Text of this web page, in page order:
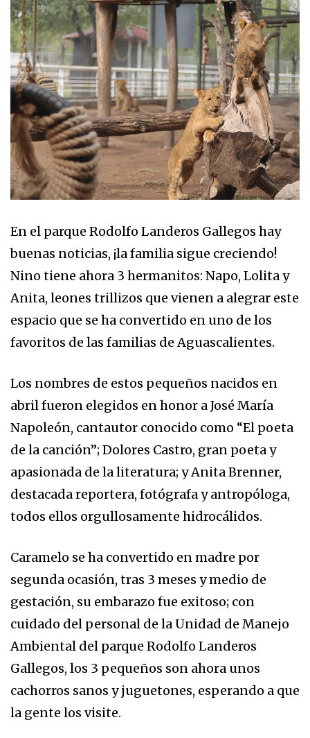
En el parque Rodolfo Landeros Gallegos hay
buenas noticias, ¡la familia sigue creciendo!
Nino tiene ahora 3 hermanitos: Napo, Lolita y
Anita, leones trillizos que vienen a alegrar este
espacio que se ha convertido en uno de los
favoritos de las familias de Aguascalientes.
Los nombres de estos pequeños nacidos en
abril fueron elegidos en honor a José María
Napoleón, cantautor conocido como “El poeta
de la canción”; Dolores Castro, gran poeta y
apasionada de la literatura; y Anita Brenner,
destacada reportera, fotógrafa y antropóloga,
todos ellos orgullosamente hidrocálidos.
Caramelo se ha convertido en madre por
segunda ocasión, tras 3 meses y medio de
gestación, su embarazo fue exitoso; con
cuidado del personal de la Unidad de Manejo
Ambiental del parque Rodolfo Landeros
Gallegos, los 3 pequeños son ahora unos
cachorros sanos y juguetones, esperando a que
la gente los visite.